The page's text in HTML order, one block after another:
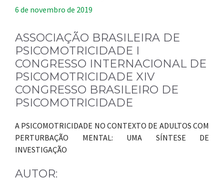
6 de novembro de 2019
ASSOCIAÇÃO BRASILEIRA DE
PSICOMOTRICIDADE I
CONGRESSO INTERNACIONAL DE
PSICOMOTRICIDADE XIV
CONGRESSO BRASILEIRO DE
PSICOMOTRICIDADE
A PSICOMOTRICIDADE NO CONTEXTO DE ADULTOS COM
PERTURBAÇÃO MENTAL: UMA SÍNTESE DE
INVESTIGAÇÃO
AUTOR: